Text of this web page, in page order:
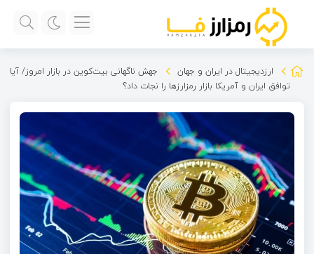
ارزدیجیتال در ایران و جهان
جهش ناگهانی بیت‌کوین در بازار امروز/ آیا
توافق ایران و آمریکا بازار رمزارزها را نجات داد؟